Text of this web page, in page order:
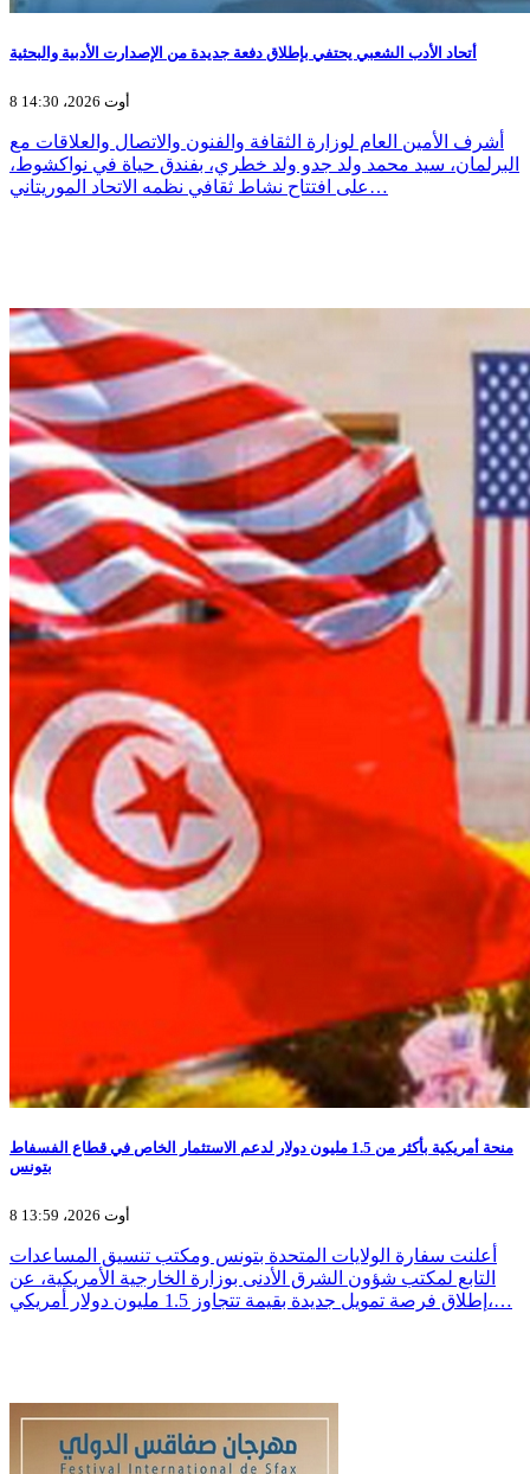
أتحاد الأدب الشعبي يحتفي بإطلاق دفعة جديدة من الإصدارت الأدبية والبحثية
8 أوت 2026، 14:30
أشرف الأمين العام لوزارة الثقافة والفنون والاتصال والعلاقات مع
البرلمان، سيد محمد ولد جدو ولد خطري، بفندق حياة في نواكشوط،
على افتتاح نشاط ثقافي نظمه الاتحاد الموريتاني…
منحة أمريكية بأكثر من 1.5 مليون دولار لدعم الاستثمار الخاص في قطاع الفسفاط
بتونس
8 أوت 2026، 13:59
أعلنت سفارة الولايات المتحدة بتونس ومكتب تنسيق المساعدات
التابع لمكتب شؤون الشرق الأدنى بوزارة الخارجية الأمريكية، عن
إطلاق فرصة تمويل جديدة بقيمة تتجاوز 1.5 مليون دولار أمريكي،…